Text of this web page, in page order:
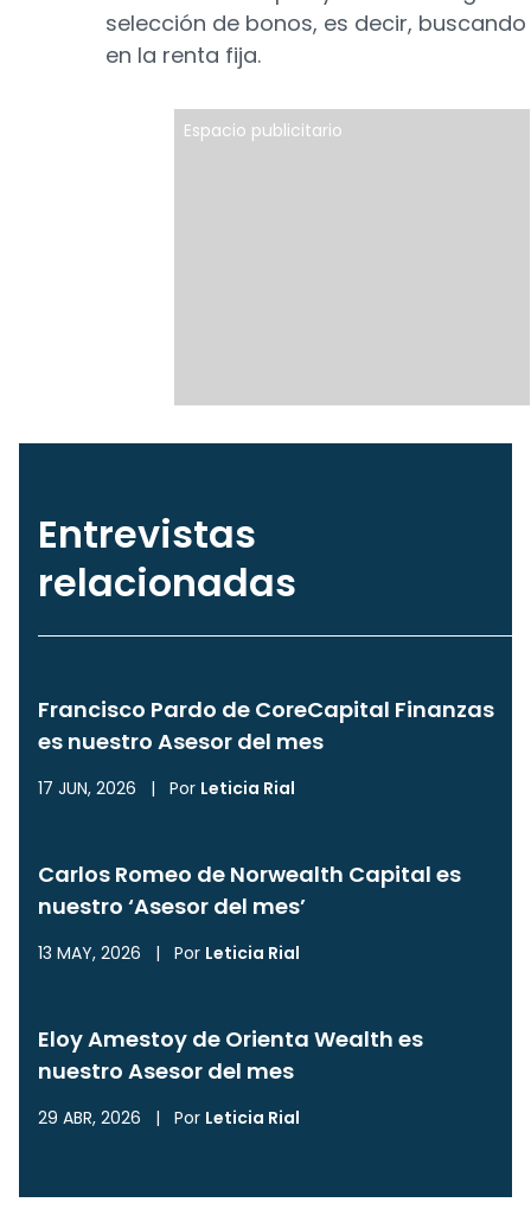
selección de bonos, es decir,
en la renta fija.
Espacio publicitario
Entrevistas
relacionadas
Francisco Pardo de CoreCapital Finanzas
es nuestro Asesor del mes
17 JUN, 2026 | Por Leticia Rial
Carlos Romeo de Norwealth Capital es
nuestro ‘Asesor del mes’
13 MAY, 2026 | Por Leticia Rial
Eloy Amestoy de Orienta Wealth es
nuestro Asesor del mes
29 ABR, 2026 | Por Leticia Rial